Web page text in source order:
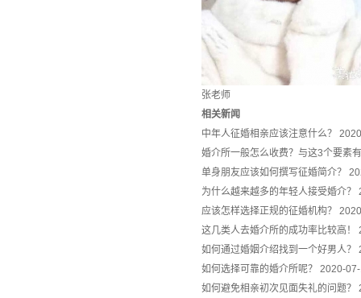
张老师
相关新闻
中年人征婚相亲应该注意什么？
婚介所一般怎么收费？与这3个要素
单身朋友应该如何撰写征婚简介？
为什么越来越多的年轻人接受婚介？
应该怎样选择正规的征婚机构？
这几类人去婚介所的成功率比较高！
如何通过婚姻介绍找到一个好男人？
如何选择可靠的婚介所呢？
2020-
如何避免相亲初次见面失礼的问题？